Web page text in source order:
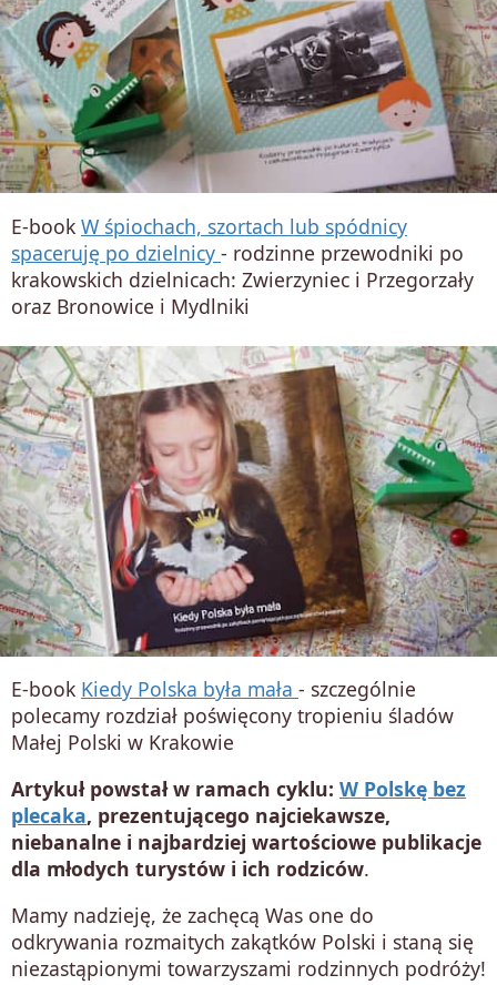
E-book W śpiochach, szortach lub spódnicy
spaceruję po dzielnicy - rodzinne przewodniki po
krakowskich dzielnicach: Zwierzyniec i Przegorzały
oraz Bronowice i Mydlniki
E-book Kiedy Polska była mała - szczególnie
polecamy rozdział poświęcony tropieniu śladów
Małej Polski w Krakowie
Artykuł powstał w ramach cyklu: W Polskę bez
plecaka, prezentującego najciekawsze,
niebanalne i najbardziej wartościowe publikacje
dla młodych turystów i ich rodziców.
Mamy nadzieję, że zachęcą Was one do
odkrywania rozmaitych zakątków Polski i staną się
niezastąpionymi towarzyszami rodzinnych podróży!